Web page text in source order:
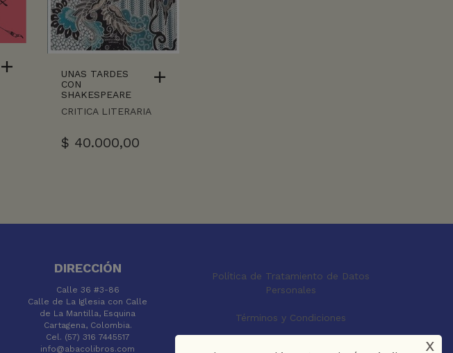
UNAS TARDES
CON
SHAKESPEARE
CRITICA LITERARIA
$ 40.000,00
DIRECCIÓN
Calle 36 #3-86
Calle de La Iglesia con Calle
de La Mantilla, Esquina
Cartagena, Colombia.
Cel. (57) 316 7445517
info@abacolibros.com
Política de Tratamiento de Datos
Personales
Términos y Condiciones
x